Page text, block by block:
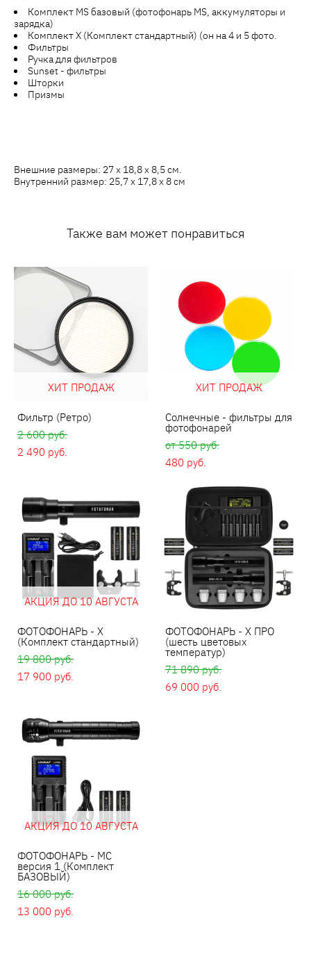
Комплект MS базовый (фотофонарь MS, аккумуляторы и
зарядка)
Комплект X (Комплект стандартный) (он на 4 и 5 фото.
Фильтры
Ручка для фильтров
Sunset - фильтры
Шторки
Призмы
Внешние размеры: 27 х 18,8 х 8,5 см.
Внутренний размер: 25,7 х 17,8 х 8 см
Также вам может понравиться
ХИТ ПРОДАЖ
Фильтр (Ретро)
2 600 pуб.
2 490 pуб.
ХИТ ПРОДАЖ
Солнечные - фильтры для
фотофонарей
от 550 pуб.
480 pуб.
АКЦИЯ ДО 10 АВГУСТА
ФОТОФОНАРЬ - X
(Комплект стандартный)
19 800 pуб.
17 900 pуб.
ФОТОФОНАРЬ - X ПРО
(шесть цветовых
температур)
71 890 pуб.
69 000 pуб.
АКЦИЯ ДО 10 АВГУСТА
ФОТОФОНАРЬ - MC
версия 1 (Комплект
БАЗОВЫЙ)
16 000 pуб.
13 000 pуб.